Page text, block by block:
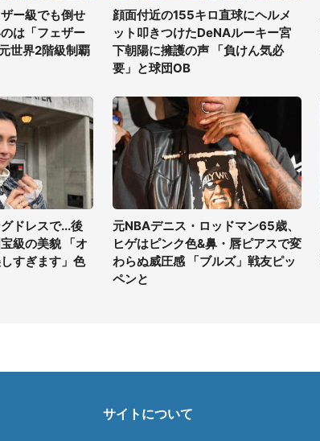
ー級でも倒せ
は「フェザー
世界2階級制覇
顔面付近の155キロ直球にヘルメ
ット叩きつけたDeNAルーキー宮
下朝陽に擁護の声 「負けん気必
要」と球団OB
ドレスで...後
級の美貌 「オ
すぎます」色
元NBAデニス・ロッドマン65歳、
ヒゲはピンク色&鼻・唇ピアスで変
わらぬ威圧感 「ブルズ」戦友ピッ
ペンと
サイトについて